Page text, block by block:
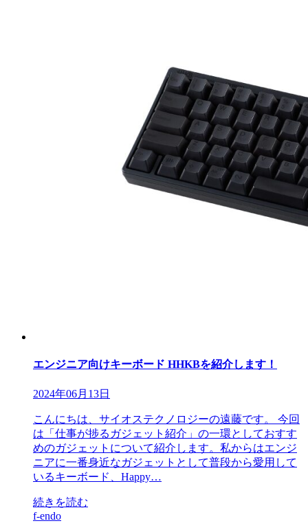
エンジニア向けキーボード HHKBを紹介します！
2024年06月13日
こんにちは、サイオステクノロジーの遠藤です。 今回
は「仕事が捗るガジェット紹介」の一環としておすす
めのガジェットについて紹介します。私からはエンジ
ニアに一番身近なガジェットとして普段から愛用して
いるキーボード、Happy…
続きを読む
f-endo